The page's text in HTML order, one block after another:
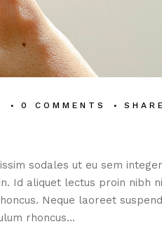
0 COMMENTS
sodales ut eu sem
Id aliquet lectus proin nibh
Neque laoreet
rhoncus...